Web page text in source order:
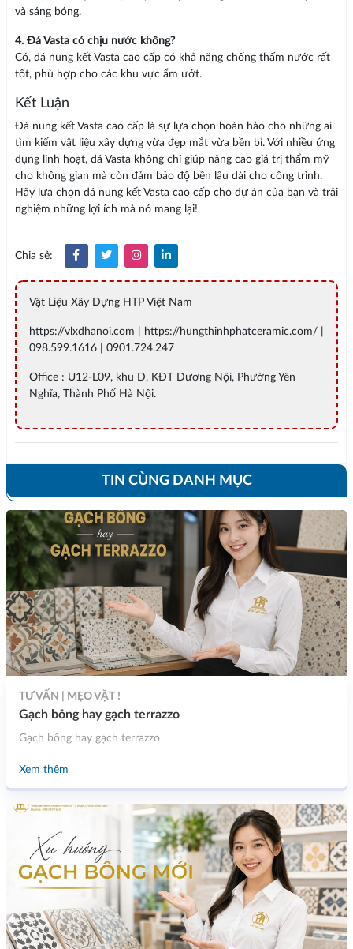
và sáng bóng.
4. Đá Vasta có chịu nước không?
Có, đá nung kết Vasta cao cấp có khả năng chống thấm nước rất
tốt, phù hợp cho các khu vực ẩm ướt.
Kết Luận
Đá nung kết Vasta cao cấp là sự lựa chọn hoàn hảo cho những ai
tìm kiếm vật liệu xây dựng vừa đẹp mắt vừa bền bỉ. Với nhiều ứng
dụng linh hoạt, đá Vasta không chỉ giúp nâng cao giá trị thẩm mỹ
cho không gian mà còn đảm bảo độ bền lâu dài cho công trình.
Hãy lựa chọn đá nung kết Vasta cao cấp cho dự án của bạn và trải
nghiệm những lợi ích mà nó mang lại!
Chia sẻ:
Vật Liệu Xây Dựng HTP Việt Nam
https://vlxdhanoi.com | https://hungthinhphatceramic.com/ |
098.599.1616 | 0901.724.247
Office : U12-L09, khu D, KĐT Dương Nội, Phường Yên
Nghĩa, Thành Phố Hà Nội.
TIN CÙNG DANH MỤC
TƯ VẤN | MẸO VẶT !
Gạch bông hay gạch terrazzo
Gạch bông hay gạch terrazzo
Xem thêm